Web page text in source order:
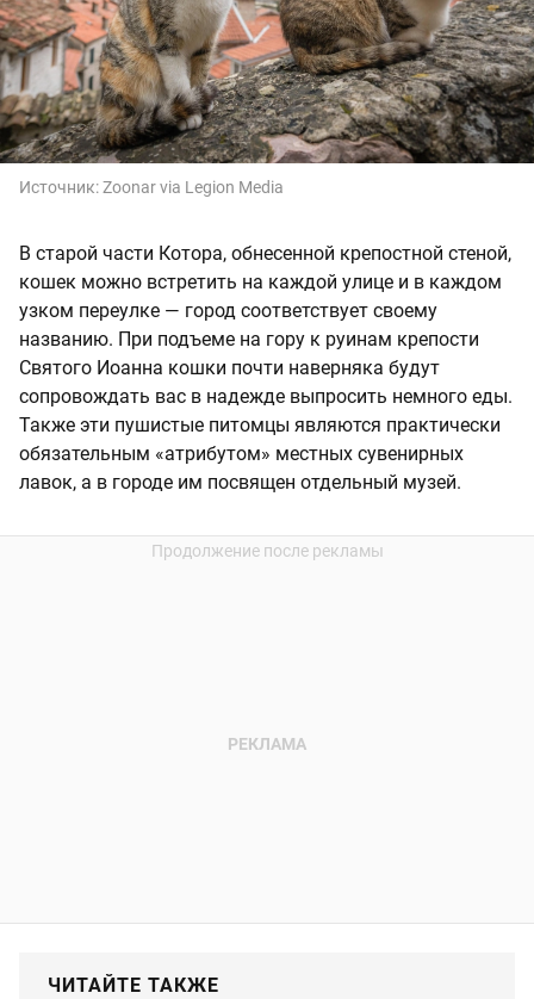
Источник:Zoonar via Legion Media
В старой части Котора, обнесенной крепостной стеной,
кошек можно встретить на каждой улице и в каждом
узком переулке — город соответствует своему
названию. При подъеме на гору к руинам крепости
Святого Иоанна кошки почти наверняка будут
сопровождать вас в надежде выпросить немного еды.
Также эти пушистые питомцы являются практически
обязательным «атрибутом» местных сувенирных
лавок, а в городе им посвящен отдельный музей.
ЧИТАЙТЕ ТАКЖЕ